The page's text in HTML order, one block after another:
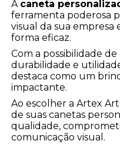
A caneta
ferramenta poderosa
visual da sua empresa
forma eficaz.
Com a possibilidade
durabilidade e
destaca como um
impactante.
Ao escolher a Artex
de suas canetas
qualidade,
comunicação visual.